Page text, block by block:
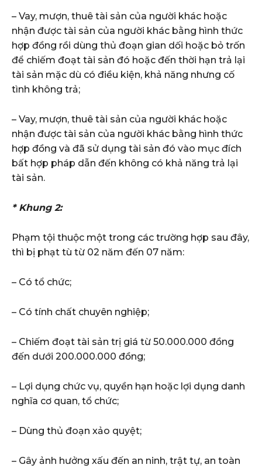
– Vay, mượn, thuê tài sản của người khác hoặc
nhận được tài sản của người khác bằng hình thức
hợp đồng rồi dùng thủ đoạn gian dối hoặc bỏ trốn
để chiếm đoạt tài sản đó hoặc đến thời hạn trả lại
tài sản mặc dù có điều kiện, khả năng nhưng cố
tình không trả;
– Vay, mượn, thuê tài sản của người khác hoặc
nhận được tài sản của người khác bằng hình thức
hợp đồng và đã sử dụng tài sản đó vào mục đích
bất hợp pháp dẫn đến không có khả năng trả lại
tài sản.
* Khung 2:
Phạm tội thuộc một trong các trường hợp sau đây,
thì bị phạt tù từ 02 năm đến 07 năm:
– Có tổ chức;
– Có tính chất chuyên nghiệp;
– Chiếm đoạt tài sản trị giá từ 50.000.000 đồng
đến dưới 200.000.000 đồng;
– Lợi dụng chức vụ, quyền hạn hoặc lợi dụng danh
nghĩa cơ quan, tổ chức;
– Dùng thủ đoạn xảo quyệt;
– Gây ảnh hưởng xấu đến an ninh, trật tự, an toàn